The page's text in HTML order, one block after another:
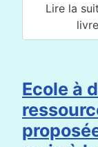
Lire la
Ecole à